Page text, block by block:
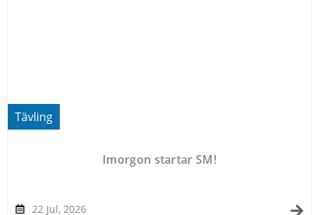
Tävling
Imorgon startar SM!
22 Jul, 2026